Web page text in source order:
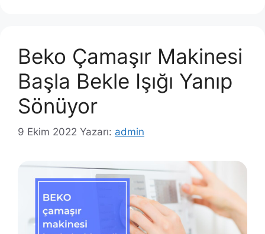
Beko Çamaşır Makinesi
Başla Bekle Işığı Yanıp
Sönüyor
9 Ekim 2022 Yazarı: admin